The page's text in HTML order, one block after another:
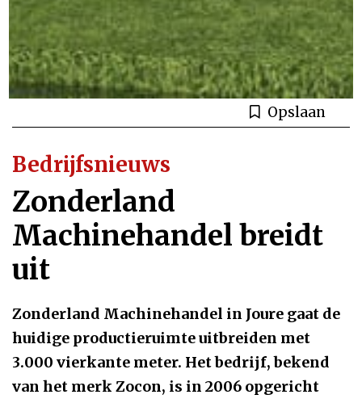
Opslaan
Bedrijfsnieuws
Zonderland
Machinehandel breidt
uit
Zonderland Machinehandel in Joure gaat de
huidige productieruimte uitbreiden met
3.000 vierkante meter. Het bedrijf, bekend
van het merk Zocon, is in 2006 opgericht